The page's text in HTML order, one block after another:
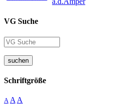
VG Suche
suchen
Schriftgröße
A A A